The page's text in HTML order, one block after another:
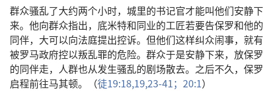
群众骚乱了大约两个小时，城里的书记官才能叫他们安静下
来。他向群众指出，底米特和同业的工匠若要告保罗和他的
同伴，大可以向法庭提出控诉。但他们这样纠众闹事，就有
被罗马政府控以叛乱罪的危险。群众于是安静下来，放保罗
的同伴走，人群也从发生骚乱的剧场散去。之后不久，保罗
启程前往马其顿。（徒19:18,19,23-41； 20:1）